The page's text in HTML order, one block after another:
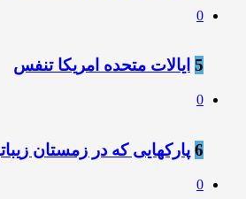
0
5 ایالات متحده امریکا تنفس
0
6 پارکهایی که در زمستان
0